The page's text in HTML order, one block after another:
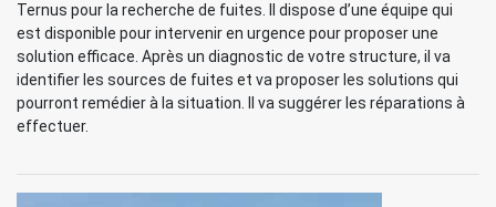
Ternus pour la recherche de fuites. Il dispose d’une équipe qui
est disponible pour intervenir en urgence pour proposer une
solution efficace. Après un diagnostic de votre structure, il va
identifier les sources de fuites et va proposer les solutions qui
pourront remédier à la situation. Il va suggérer les réparations à
effectuer.